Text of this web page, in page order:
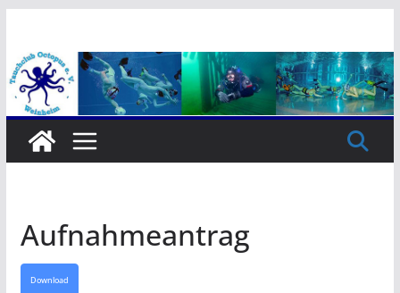
springen
Aufnahmeantrag
Download